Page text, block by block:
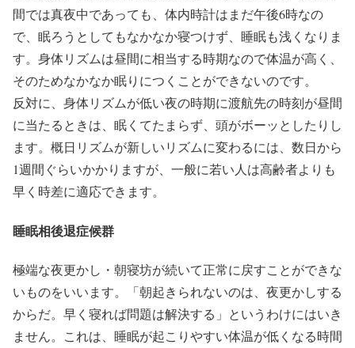
間では真夜中であっても、体内時計はまだ午後6時なの
で、眠ろうとしてもなかなか寝つけず、睡眠も浅くなりま
す。身体リズムは昼間に相当する時期なので体温が高く、
そのためなかなか眠りにつくことができないのです。
反対に、身体リズムが低い夜の時期に渡航先の時刻が昼間
に当たるときは、眠くてたまらず、頭がボーッとしたりし
ます。概日リズムが新しいリズムに変わるには、数日から
1週間ぐらいかかりますが、一般に若い人は高齢者よりも
早く時差に適応できます。
睡眠相後退症候群
極端な夜更かし・朝寝坊が続いて正常に戻すことができな
いものをいいます。「朝起きられないのは、夜更かしする
からだ。早く寝れば問題は解決する」というわけにはいき
ません。これは、睡眠が起こりやすい体温が低くなる時間